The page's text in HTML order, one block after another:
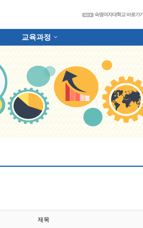
숙명여자대학교 바로가기
교육과정
제목